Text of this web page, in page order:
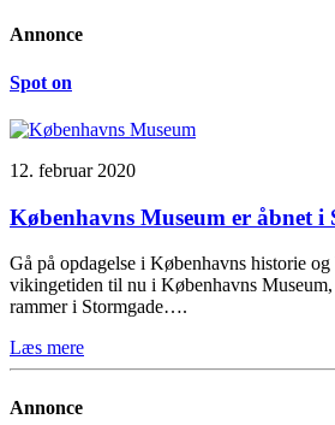
Annonce
Spot on
12. februar 2020
Københavns Museum er åbnet i
Gå på opdagelse i Københavns historie
vikingetiden til nu i Københavns
rammer i Stormgade….
Læs mere
Annonce